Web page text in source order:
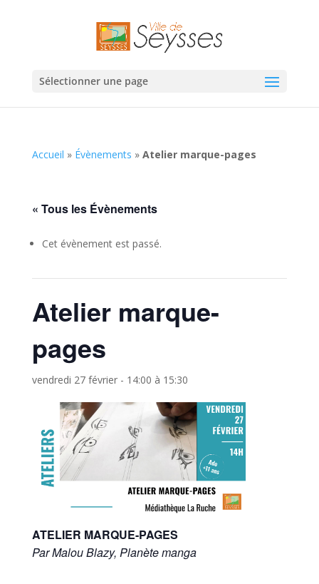
Sélectionner une page
Accueil » Évènements » Atelier marque-pages
« Tous les Évènements
Cet évènement est passé.
Atelier marque-
pages
vendredi 27 février - 14:00 à 15:30
ATELIER MARQUE-PAGES
Par Malou Blazy, Planète manga